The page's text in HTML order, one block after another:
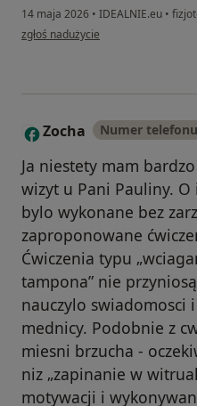
14 maja 2026 • IDEALNIE.eu •
w opinii użytkownika Ewelina
zgłoś nadużycie
Z Zocha Numer
Ja niestety mam
wizyt u Pani Pauliny.
bylo wykonane bez
zaproponowane
Ćwiczenia typu
tampona” nie
nauczylo swiadomosci
mednicy. Podobnie z
miesni brzucha -
niz „zapinanie w
motywacji i